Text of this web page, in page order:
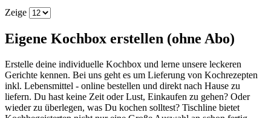
Zeige
Eigene Kochbox erstellen (ohne Abo)
Erstelle deine individuelle Kochbox und lerne unsere leckeren
Gerichte kennen. Bei uns geht es um Lieferung von Kochrezepten
inkl. Lebensmittel - online bestellen und direkt nach Hause zu
liefern. Du hast keine Zeit oder Lust, Einkaufen zu gehen? Oder
wieder zu überlegen, was Du kochen solltest? Tischline bietet